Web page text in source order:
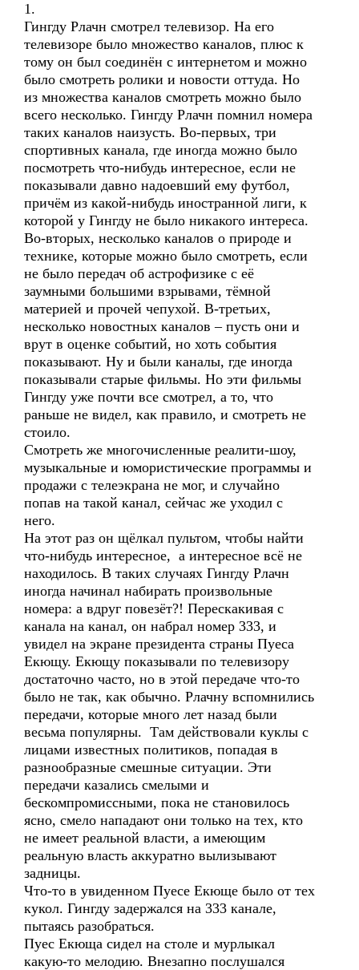
1.
Гингду Рлачн смотрел телевизор. На его
телевизоре было множество каналов, плюс к
тому он был соединён с интернетом и можно
было смотреть ролики и новости оттуда. Но
из множества каналов смотреть можно было
всего несколько. Гингду Рлачн помнил номера
таких каналов наизусть. Во-первых, три
спортивных канала, где иногда можно было
посмотреть что-нибудь интересное, если не
показывали давно надоевший ему футбол,
причём из какой-нибудь иностранной лиги, к
которой у Гингду не было никакого интереса.
Во-вторых, несколько каналов о природе и
технике, которые можно было смотреть, если
не было передач об астрофизике с её
заумными большими взрывами, тёмной
материей и прочей чепухой. В-третьих,
несколько новостных каналов – пусть они и
врут в оценке событий, но хоть события
показывают. Ну и были каналы, где иногда
показывали старые фильмы. Но эти фильмы
Гингду уже почти все смотрел, а то, что
раньше не видел, как правило, и смотреть не
стоило.
Смотреть же многочисленные реалити-шоу,
музыкальные и юмористические программы и
продажи с телеэкрана не мог, и случайно
попав на такой канал, сейчас же уходил с
него.
На этот раз он щёлкал пультом, чтобы найти
что-нибудь интересное, а интересное всё не
находилось. В таких случаях Гингду Рлачн
иногда начинал набирать произвольные
номера: а вдруг повезёт?! Перескакивая с
канала на канал, он набрал номер 333, и
увидел на экране президента страны Пуеса
Екющу. Екющу показывали по телевизору
достаточно часто, но в этой передаче что-то
было не так, как обычно. Рлачну вспомнились
передачи, которые много лет назад были
весьма популярны. Там действовали куклы с
лицами известных политиков, попадая в
разнообразные смешные ситуации. Эти
передачи казались смелыми и
бескомпромиссными, пока не становилось
ясно, смело нападают они только на тех, кто
не имеет реальной власти, а имеющим
реальную власть аккуратно вылизывают
задницы.
Что-то в увиденном Пуесе Екюще было от тех
кукол. Гингду задержался на 333 канале,
пытаясь разобраться.
Пуес Екюща сидел на столе и мурлыкал
какую-то мелодию. Внезапно послушался